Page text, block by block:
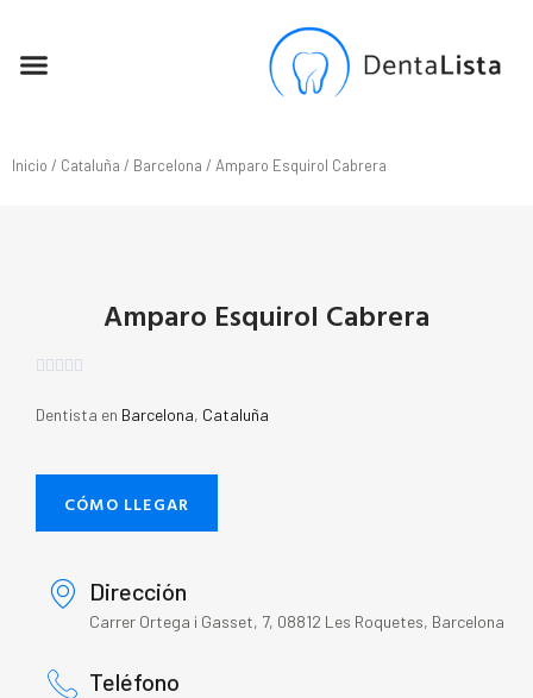
Inicio / Cataluña / Barcelona / Amparo Esquirol Cabrera
Amparo Esquirol Cabrera
    
Dentista en Barcelona, Cataluña
CÓMO LLEGAR
Dirección
Carrer Ortega i Gasset, 7, 08812 Les Roquetes, Barcelona
Teléfono